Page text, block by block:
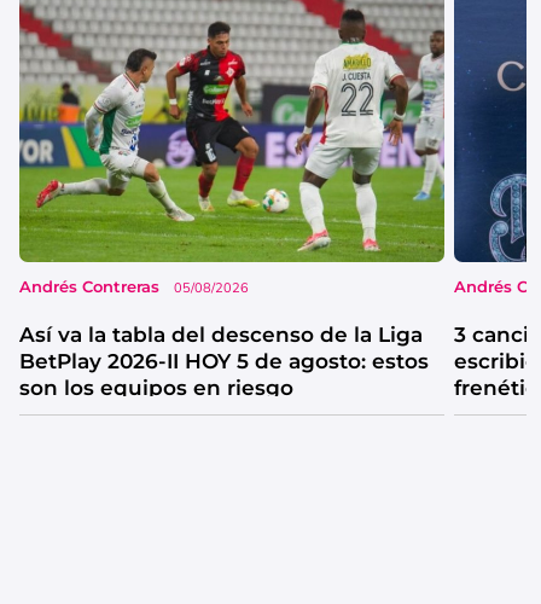
Andrés Contreras 05/08/2026
Así va la tabla del descenso de la Liga
BetPlay 2026-II HOY 5 de agosto: estos
son los equipos en riesgo
Andrés
3